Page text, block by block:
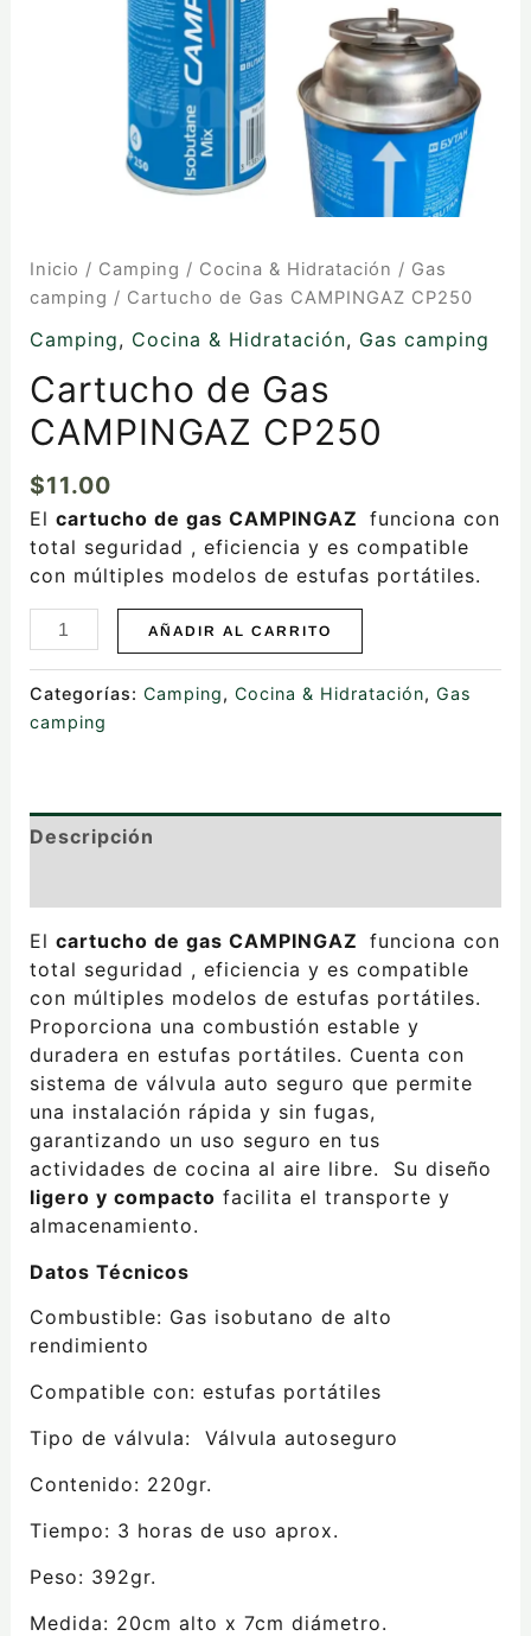
Inicio / Camping / Cocina & Hidratación / Gas
camping / Cartucho de Gas CAMPINGAZ CP250
Camping, Cocina & Hidratación, Gas camping
Cartucho de Gas
CAMPINGAZ CP250
$11.00
El cartucho de gas CAMPINGAZ funciona con
total seguridad , eficiencia y es compatible
con múltiples modelos de estufas portátiles.
AÑADIR AL CARRITO
Categorías: Camping, Cocina & Hidratación, Gas
camping
Descripción
El cartucho de gas CAMPINGAZ funciona con
total seguridad , eficiencia y es compatible
con múltiples modelos de estufas portátiles.
Proporciona una combustión estable y
duradera en estufas portátiles. Cuenta con
sistema de válvula auto seguro que permite
una instalación rápida y sin fugas,
garantizando un uso seguro en tus
actividades de cocina al aire libre. Su diseño
ligero y compacto facilita el transporte y
almacenamiento.
Datos Técnicos
Combustible: Gas isobutano de alto
rendimiento
Compatible con: estufas portátiles
Tipo de válvula: Válvula autoseguro
Contenido: 220gr.
Tiempo: 3 horas de uso aprox.
Peso: 392gr.
Medida: 20cm alto x 7cm diámetro.